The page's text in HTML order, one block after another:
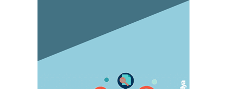
Orgazm olan kadınlar daha çabuk hamile
kalıyor
May 05, 2023